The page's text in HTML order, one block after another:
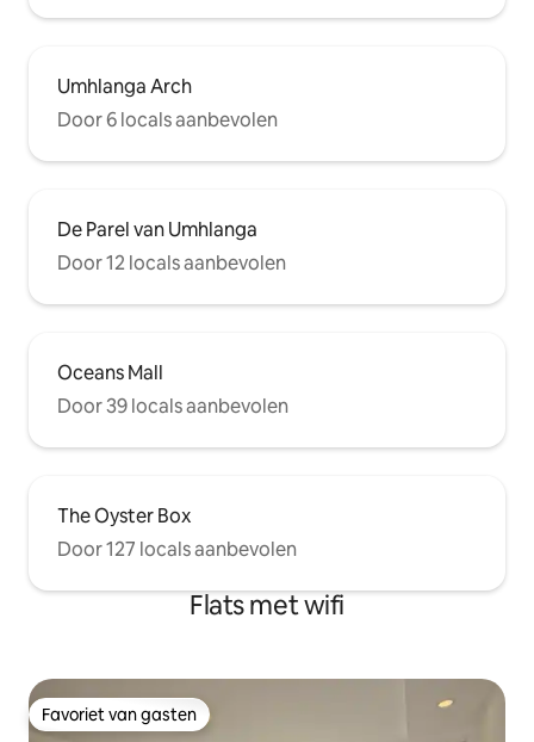
Umhlanga Arch
Door 6 locals aanbevolen
De Parel van Umhlanga
Door 12 locals aanbevolen
Oceans Mall
Door 39 locals aanbevolen
The Oyster Box
Door 127 locals aanbevolen
Flats met wifi
Favoriet van gasten
Favoriet van gasten